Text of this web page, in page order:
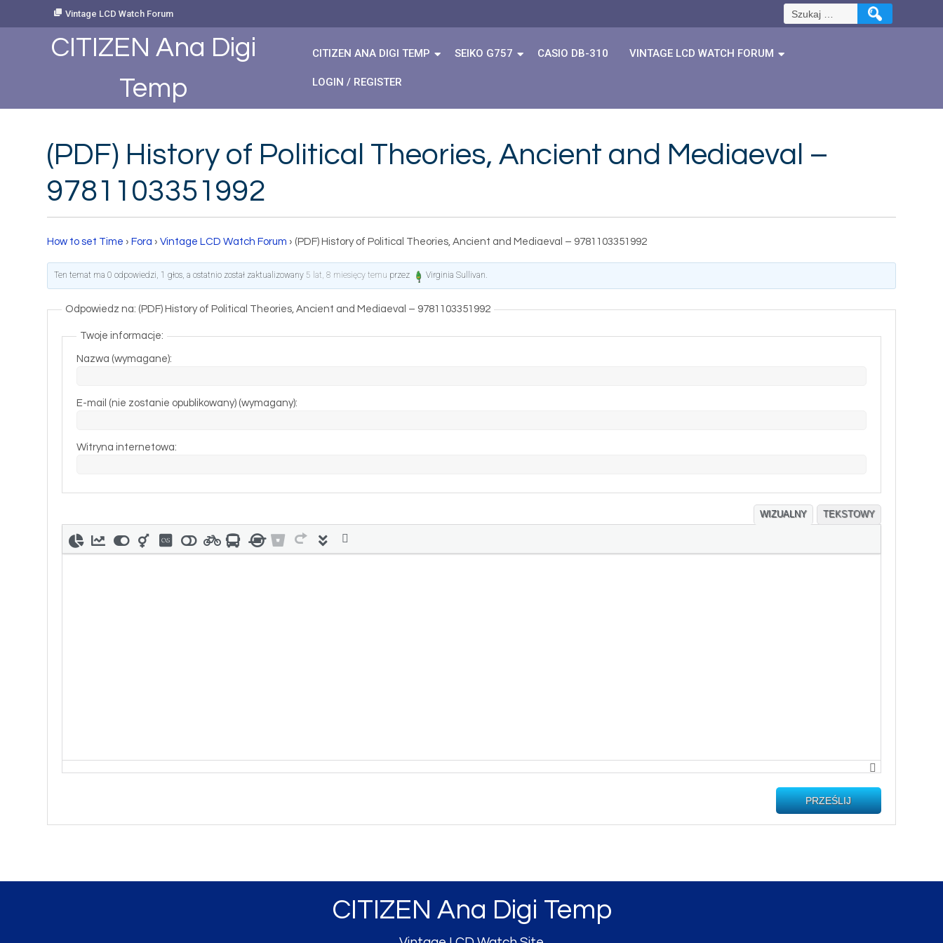
Vintage LCD Watch Forum Szukaj:
CITIZEN Ana Digi
Temp
CITIZEN ANA DIGI TEMP SEIKO G757 CASIO DB-310 VINTAGE LCD WATCH FORUM
LOGIN / REGISTER
(PDF) History of Political Theories, Ancient and Mediaeval –
9781103351992
How to set Time › Fora › Vintage LCD Watch Forum › (PDF) History of Political Theories, Ancient and Mediaeval – 9781103351992
Ten temat ma 0 odpowiedzi, 1 głos, a ostatnio został zaktualizowany 5 lat, 8 miesięcy temu przez Virginia Sullivan.
Odpowiedz na: (PDF) History of Political Theories, Ancient and Mediaeval – 9781103351992
Twoje informacje:
Nazwa (wymagane):
E-mail (nie zostanie opublikowany) (wymagany):
Witryna internetowa:
WIZUALNY TEKSTOWY
PRZEŚLIJ
CITIZEN Ana Digi Temp